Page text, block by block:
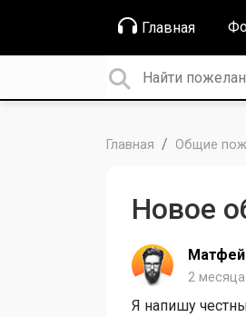
Главная
Главная Общие
Новое
2
Я напишу